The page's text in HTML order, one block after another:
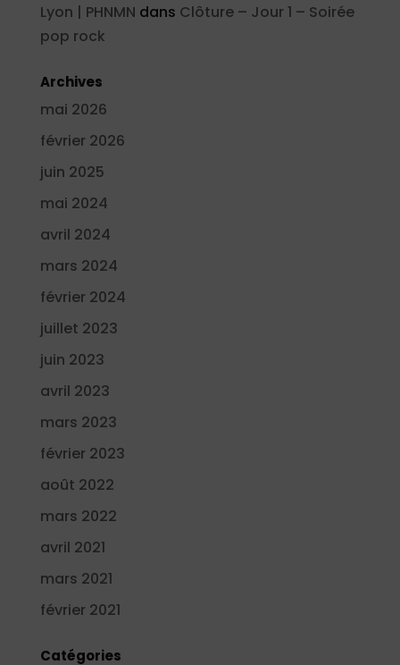
Lyon | PHNMN dans Clôture – Jour 1 – Soirée
pop rock
Archives
mai 2026
février 2026
juin 2025
mai 2024
avril 2024
mars 2024
février 2024
juillet 2023
juin 2023
avril 2023
mars 2023
février 2023
août 2022
mars 2022
avril 2021
mars 2021
février 2021
Catégories